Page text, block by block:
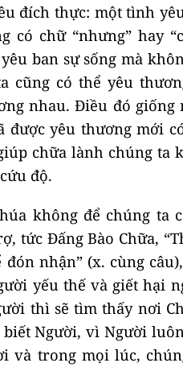
đích thực: một tình
chữ “nhưng” hay
ban sự sống mà
cũng có thể yêu
nhau. Điều đó
được yêu thương mới
chữa lành chúng ta
độ.
không để chúng ta
tức Đấng Bào Chữa,
nhận” (x. cùng
yếu thế và giết hại
thì sẽ tìm thấy nơi
Người, vì Người
và trong mọi lúc,